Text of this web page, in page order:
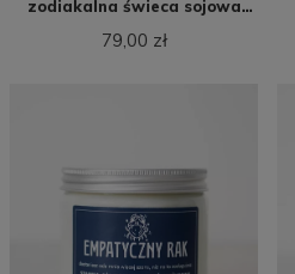
zodiakalna świeca sojowa
(250 ml)
79,00 zł